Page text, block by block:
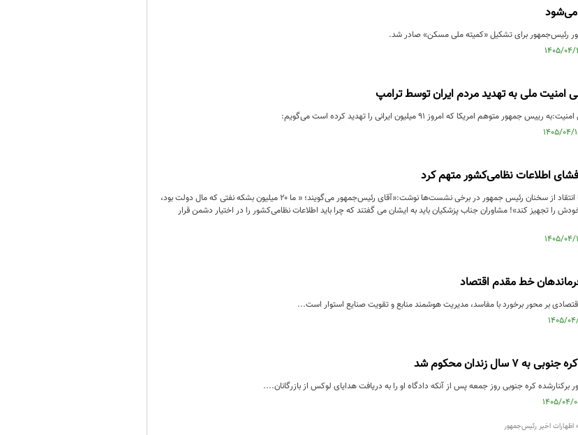
رئیس‌جمهور برای تشکیل «کمیته ملی مسکن» صادر شد.
امنیت ملی به تهدید مردم ایران توسط ترامپ
متوهم امریکا که امروز ۹۱ میلیون ایرانی را تهدید کرده است می‌گویم:
اطلاعات نظامی‌کشور متهم کرد
حسین شریعتمداری در یادداشتی با انتقاد از سخنان رئیس جمهور در برخی نشست‌ها نوشت:«آقای رئیس‌جمهور می‌گویند؛ «‌ ما ۲۰ میلیون بشکه نفتی که مال دولت بود،
را تجهیز کند»! مشاوران جناب پزشکیان باید به ایشان می‌ گفتند که چرا باید اطلاعات نظامی‌کشور را در اختیار دشمن قرار
خط مقدم اقتصاد
بر محور برخورد با مفاسد، مدیریت هوشمند منابع و تقویت صنایع استوار است...
زندان محکوم شد
کره جنوبی روز جمعه پس از آنکه دادگاه او را به دریافت هدایای لوکس از بازرگانان....
اظهارات اخیر رئیس‌جمهور